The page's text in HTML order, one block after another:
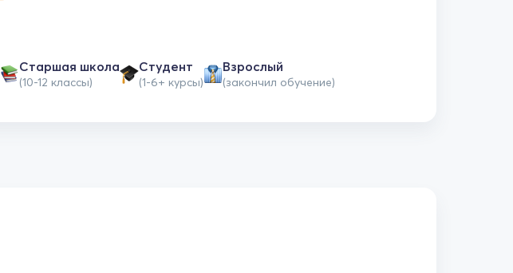
Cтаршая школа
(10-12 классы)
Студент
(1-6+ курсы)
Взрослый
(закончил обучение)